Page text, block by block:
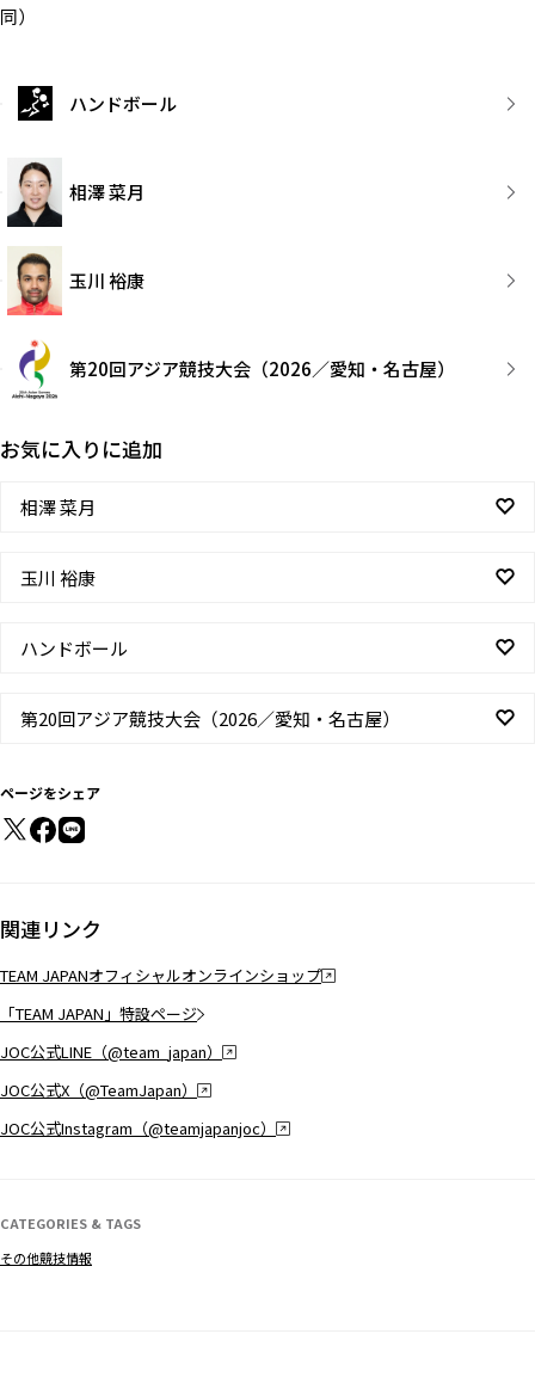
同）
ハンドボール
相澤 菜月
玉川 裕康
第20回アジア競技大会（2026／愛知・名古屋）
お気に入りに追加
相澤 菜月
玉川 裕康
ハンドボール
第20回アジア競技大会（2026／愛知・名古屋）
ページをシェア
関連リンク
TEAM JAPANオフィシャルオンラインショップ
「TEAM JAPAN」特設ページ
JOC公式LINE（@team_japan）
JOC公式X（@TeamJapan）
JOC公式Instagram（@teamjapanjoc）
CATEGORIES & TAGS
その他競技情報